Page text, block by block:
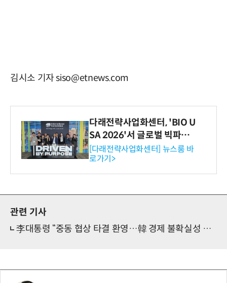
김시소 기자 siso@etnews.com
다래전략사업화센터, 'BIO U
SA 2026'서 글로벌 빅파마
와의 비즈니스 미팅 지원…K
-바이오 해외 진출 교두보 확
보
[다래전략사업화센터] 뉴스룸 바
로가기>
관련 기사
李대통령 “중동 협상 타결 환영…韓 경제 불확실성 해소 기대”